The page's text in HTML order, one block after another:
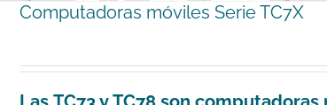
Computadoras móviles Serie TC7X